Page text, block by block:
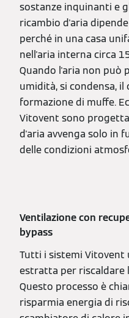
sostanze inquinanti e
ricambio d'aria
perché in una casa
nell'aria interna circa
Quando l'aria non può
umidità, si condensa, il
formazione di muffe.
Vitovent sono
d'aria avvenga solo in
delle condizioni
Ventilazione con
bypass
Tutti i sistemi Vitovent
estratta per riscaldare
Questo processo è
risparmia energia di